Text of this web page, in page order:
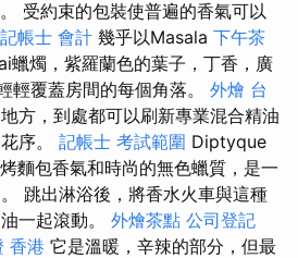
受約束的包裝使普遍的香氣可以
記帳士 會計 幾乎以Masala 下午茶
蠟燭，紫羅蘭色的葉子，丁香，廣
輕覆蓋房間的每個角落。 外燴 台
方，到處都可以刷新專業混合精油
序。 記帳士 考試範圍 Diptyque
麵包香氣和時尚的無色蠟質，是一
跳出淋浴後，將香水火車與這種
一起滾動。 外燴茶點 公司登記
香港 它是溫暖，辛辣的部分，但最